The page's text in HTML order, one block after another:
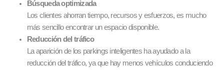
Búsqueda optimizada
Los clientes ahorran tiempo, recursos y esfuerzos, es mucho
más sencillo encontrar un espacio disponible.
Reducción del tráfico
La aparición de los parkings inteligentes ha ayudado a la
reducción del tráfico, ya que hay menos vehículos conduciendo